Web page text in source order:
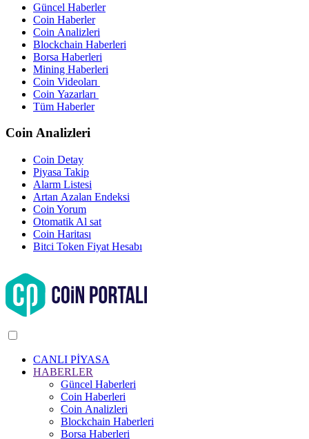
Güncel Haberler
Coin Haberler
Coin Analizleri
Blockchain Haberleri
Borsa Haberleri
Mining Haberleri
Coin Videoları
Coin Yazarları
Tüm Haberler
Coin Analizleri
Coin Detay
Piyasa Takip
Alarm Listesi
Artan Azalan Endeksi
Coin Yorum
Otomatik Al sat
Coin Haritası
Bitci Token Fiyat Hesabı
CANLI PİYASA
HABERLER
Güncel Haberleri
Coin Haberleri
Coin Analizleri
Blockchain Haberleri
Borsa Haberleri